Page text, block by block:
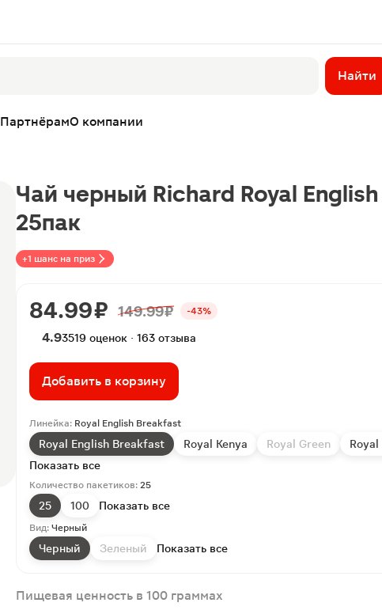
Найти
ПартнёрамО компании
+1 шанс на приз
Чай черный Richard Royal
25пак
84.99 ₽ 149.99 ₽ -43%
4.93519 оценок · 163 отзыва
Добавить в корзину
Линейка: Royal English Breakfast
Royal English Breakfast Royal Kenya Royal Green
Показать все
Количество пакетиков: 25
25 100 Показать все
Вид: Черный
Черный Зеленый Показать все
Пищевая ценность в 100 граммах